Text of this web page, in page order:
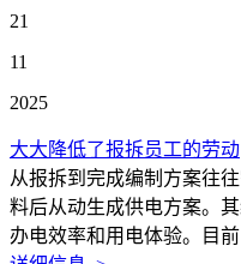
21
11
2025
大大降低了报拆员工的劳动
从报拆到完成编制方案往
料后从动生成供电方案。
办电效率和用电体验。目